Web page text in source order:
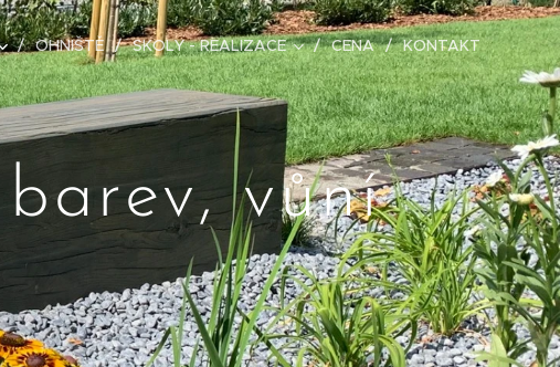
OHNIŠTĚ SKOLY - REALIZACE CENA KONTAKT
vůní